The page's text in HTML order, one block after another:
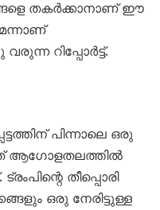
തകർക്കാനാണ് ഈ
റിപ്പോർട്ട്.
പിന്നാലെ ഒരു
ആഗോളതലത്തിൽ
തീപ്പൊരി
ഒരു നേരിട്ടുള്ള